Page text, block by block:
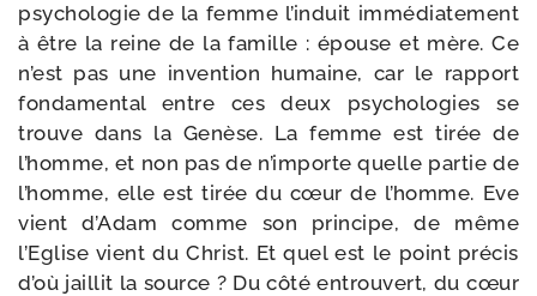
psy­cho­lo­gie de la femme l’induit immé­dia­te­ment
à être la reine de la famille : épouse et mère. Ce
n’est pas une inven­tion humaine, car le rap­port
fon­da­men­tal entre ces deux psy­cho­lo­gies se
trouve dans la Genèse. La femme est tirée de
l’homme, et non pas de n’importe quelle par­tie de
l’homme, elle est tirée du cœur de l’homme. Eve
vient d’Adam comme son prin­cipe, de même
l’Eglise vient du Christ. Et quel est le point pré­cis
d’où jaillit la source ? Du côté entrou­vert, du cœur